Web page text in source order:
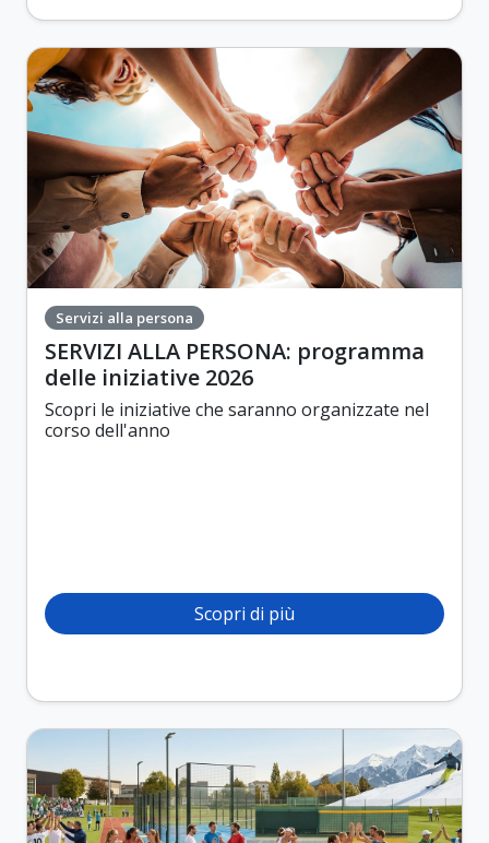
Servizi alla persona
SERVIZI ALLA PERSONA: programma
delle iniziative 2026
Scopri le iniziative che saranno organizzate nel
corso dell'anno
Scopri di più